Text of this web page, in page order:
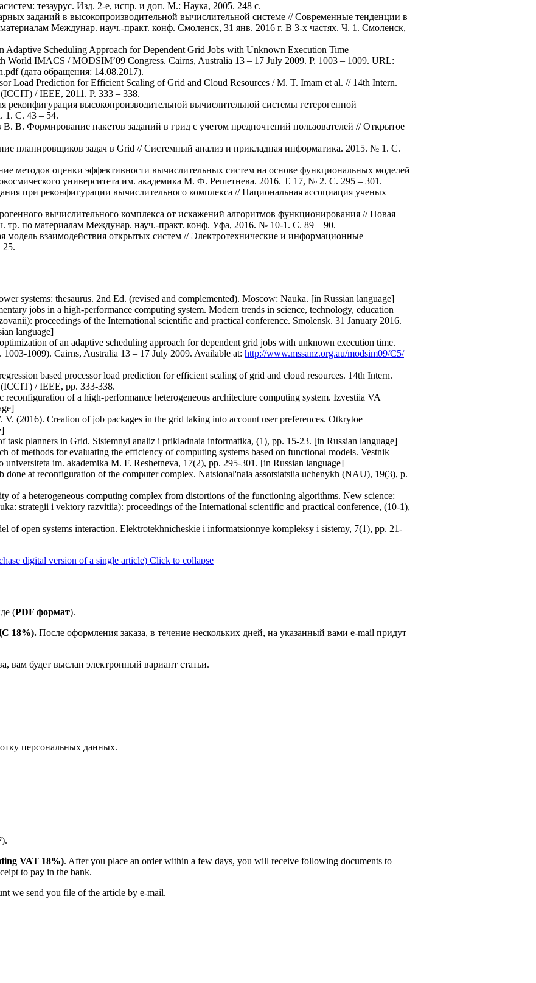
тезаурус. Изд. 2-е, испр. и доп. М.: Наука, 2005. 248 с.
заданий в высокопроизводительной вычислительной системе // Современные тенденции в
Междунар. науч.-практ. конф. Смоленск, 31 янв. 2016 г. В 3-х частях. Ч. 1. Смоленск,
Adaptive Scheduling Approach for Dependent Grid Jobs with Unknown Execution Time
World IMACS / MODSIM’09 Congress. Cairns, Australia 13 – 17 July 2009. P. 1003 – 1009. URL:
(дата обращения: 14.08.2017).
Load Prediction for Efficient Scaling of Grid and Cloud Resources / M. T. Imam et al. // 14th Intern.
/ IEEE, 2011. Р. 333 – 338.
высокопроизводительной вычислительной системы гетерогенной
1. С. 43 – 54.
Формирование пакетов заданий в грид с учетом предпочтений пользователей // Открытое
планировщиков задач в Grid // Системный анализ и прикладная информатика. 2015. № 1. С.
методов оценки эффективности вычислительных систем на основе функциональных моделей
университета им. академика М. Ф. Решетнева. 2016. Т. 17, № 2. С. 295 – 301.
при реконфигурации вычислительного комплекса // Национальная ассоциация ученых
вычислительного комплекса от искажений алгоритмов функционирования // Новая
тр. по материалам Междунар. науч.-практ. конф. Уфа, 2016. № 10-1. С. 89 – 90.
модель взаимодействия открытых систем // Электротехнические и информационные
25.
systems: thesaurus. 2nd Ed. (revised and complemented). Moscow: Nauka. [in Russian language]
jobs in a high-performance computing system. Modern trends in science, technology, education
proceedings of the International scientific and practical conference. Smolensk. 31 January 2016.
language]
of an adaptive scheduling approach for dependent grid jobs with unknown execution time.
1009). Cairns, Australia 13 – 17 July 2009. Available at: http://www.mssanz.org.au/modsim09/C5/
based processor load prediction for efficient scaling of grid and cloud resources. 14th Intern.
/ IEEE, pp. 333-338.
of a high-performance heterogeneous architecture computing system. Izvestiia VA
(2016). Creation of job packages in the grid taking into account user preferences. Otkrytoe
planners in Grid. Sistemnyi analiz i prikladnaia informatika, (1), pp. 15-23. [in Russian language]
of methods for evaluating the efficiency of computing systems based on functional models. Vestnik
universiteta im. akademika M. F. Reshetneva, 17(2), pp. 295-301. [in Russian language]
at reconfiguration of the computer complex. Natsional'naia assotsiatsiia uchenykh (NAU), 19(3), p.
of a heterogeneous computing complex from distortions of the functioning algorithms. New science:
strategii i vektory razvitiia): proceedings of the International scientific and practical conference, (10-1),
of open systems interaction. Elektrotekhnicheskie i informatsionnye kompleksy i sistemy, 7(1), pp. 21-
digital version of a single article) Click to collapse
(PDF формат).
18%). После оформления заказа, в течение нескольких дней, на указанный вами e-mail придут
вам будет выслан электронный вариант статьи.
персональных данных.
VAT 18%). After you place an order within a few days, you will receive following documents to
to pay in the bank.
we send you file of the article by e-mail.